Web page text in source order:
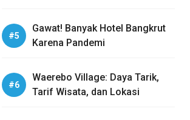
Gawat! Banyak Hotel Bangkrut
Karena Pandemi
Waerebo Village: Daya Tarik,
Tarif Wisata, dan Lokasi